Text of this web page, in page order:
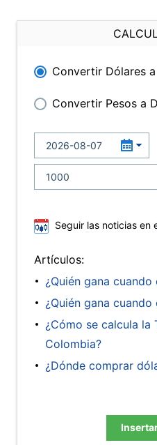
Convertir Dólares
Convertir Pesos a
Seguir las noticias en
Artículos:
¿Quién gana
¿Quién gana
¿Cómo se calcula la
Colombia?
¿Dónde comprar